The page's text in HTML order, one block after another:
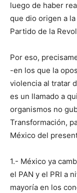
luego de haber
que dio origen a
Partido de la
Por eso,
-en los que la
violencia al tratar
es un llamado a
organismos no
Transformación,
México del
1.- México ya
el PAN y el PRI a
mayoría en los